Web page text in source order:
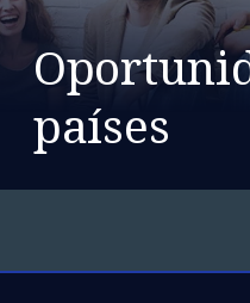
países